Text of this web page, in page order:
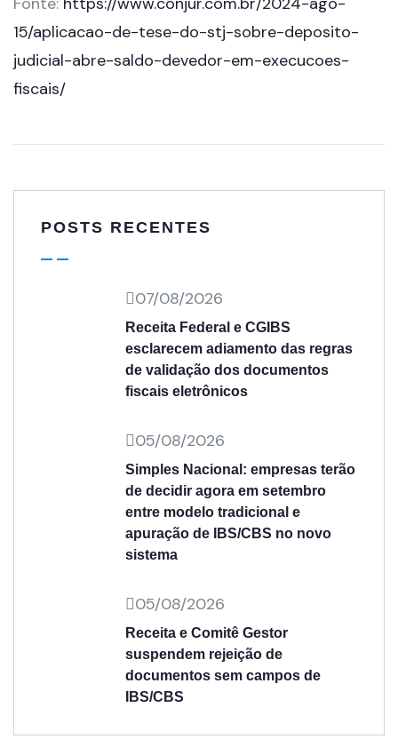
15/aplicacao-de-tese-do-stj-sobre-deposito-
judicial-abre-saldo-devedor-em-execucoes-
fiscais/
POSTS RECENTES
07/08/2026
Receita Federal e CGIBS
esclarecem adiamento das regras
de validação dos documentos
fiscais eletrônicos
05/08/2026
Simples Nacional: empresas terão
de decidir agora em setembro
entre modelo tradicional e
apuração de IBS/CBS no novo
sistema
05/08/2026
Receita e Comitê Gestor
suspendem rejeição de
documentos sem campos de
IBS/CBS